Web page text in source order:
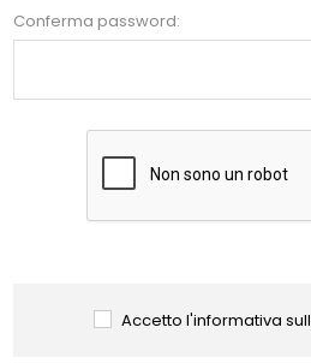
Conferma password:
Accetto l'informativa